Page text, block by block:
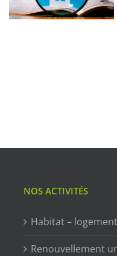
NOS ACTIVITÉS
Habitat – logement
Renouvellement